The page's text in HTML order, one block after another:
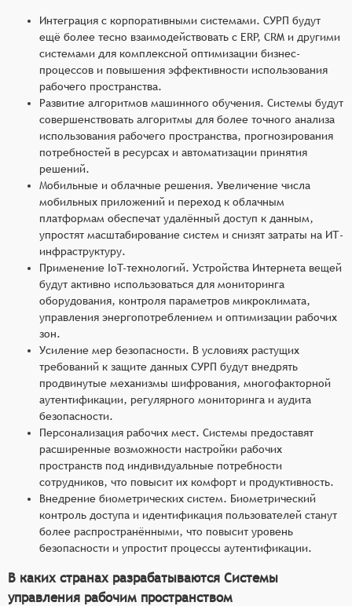
Интеграция с корпоративными системами. СУРП будут
ещё более тесно взаимодействовать с ERP, CRM и другими
системами для комплексной оптимизации бизнес-
процессов и повышения эффективности использования
рабочего пространства.
Развитие алгоритмов машинного обучения. Системы будут
совершенствовать алгоритмы для более точного анализа
использования рабочего пространства, прогнозирования
потребностей в ресурсах и автоматизации принятия
решений.
Мобильные и облачные решения. Увеличение числа
мобильных приложений и переход к облачным
платформам обеспечат удалённый доступ к данным,
упростят масштабирование систем и снизят затраты на ИТ-
инфраструктуру.
Применение IoT-технологий. Устройства Интернета вещей
будут активно использоваться для мониторинга
оборудования, контроля параметров микроклимата,
управления энергопотреблением и оптимизации рабочих
зон.
Усиление мер безопасности. В условиях растущих
требований к защите данных СУРП будут внедрять
продвинутые механизмы шифрования, многофакторной
аутентификации, регулярного мониторинга и аудита
безопасности.
Персонализация рабочих мест. Системы предоставят
расширенные возможности настройки рабочих
пространств под индивидуальные потребности
сотрудников, что повысит их комфорт и продуктивность.
Внедрение биометрических систем. Биометрический
контроль доступа и идентификация пользователей станут
более распространёнными, что повысит уровень
безопасности и упростит процессы аутентификации.
В каких странах разрабатываются Системы
управления рабочим пространством